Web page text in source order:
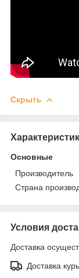
Скрыть
Основные
Производитель
Страна
Условия
Доставка
Доставка